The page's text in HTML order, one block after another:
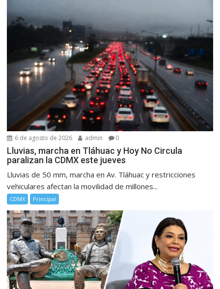
6 de agosto de 2026 admin 0
Lluvias, marcha en Tláhuac y Hoy No Circula
paralizan la CDMX este jueves
Lluvias de 50 mm, marcha en Av. Tláhuac y restricciones
vehiculares afectan la movilidad de millones...
CDMX Principal